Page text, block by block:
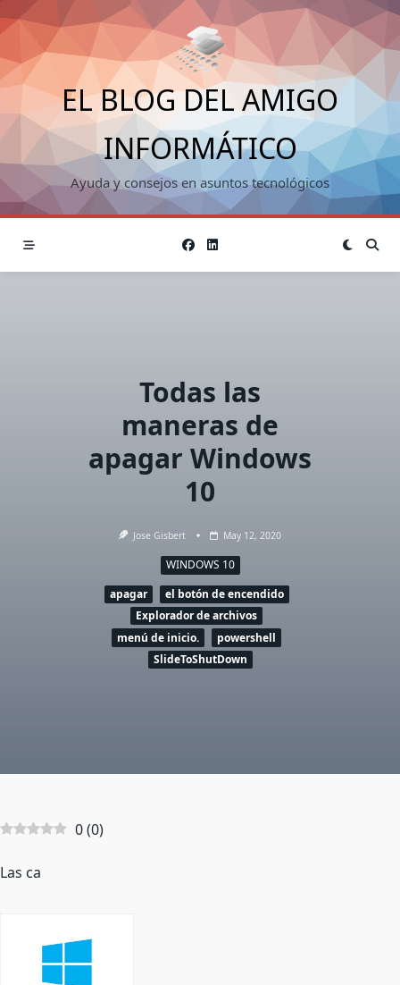
Saltar
al
contenido
EL BLOG DEL AMIGO
INFORMÁTICO
Ayuda y consejos en asuntos tecnológicos
Todas las
maneras de
apagar Windows
10
Jose Gisbert May 12, 2020
WINDOWS 10
apagar
el botón de encendido
Explorador de archivos
menú de inicio.
powershell
SlideToShutDown
0(0)
Las ca